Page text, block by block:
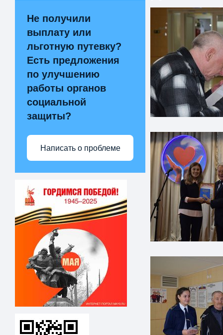
Не получили
выплату или
льготную путевку?
Есть предложения
по улучшению
работы органов
социальной
защиты?
Написать о проблеме